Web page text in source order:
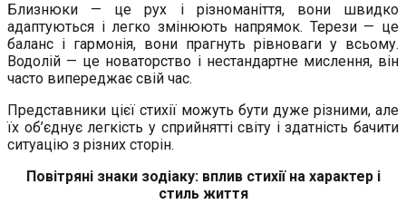
Близнюки — це рух і різноманіття, вони швидко
адаптуються і легко змінюють напрямок. Терези — це
баланс і гармонія, вони прагнуть рівноваги у всьому.
Водолій — це новаторство і нестандартне мислення, він
часто випереджає свій час.
Представники цієї стихії можуть бути дуже різними, але
їх об’єднує легкість у сприйнятті світу і здатність бачити
ситуацію з різних сторін.
Повітряні знаки зодіаку: вплив стихії на характер і
стиль життя